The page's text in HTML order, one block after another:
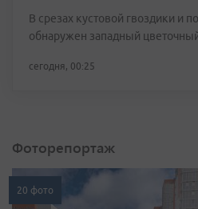
В срезах кустовой гвоздики и
обнаружен западный
сегодня, 00:25
Фоторепортаж
20 фото